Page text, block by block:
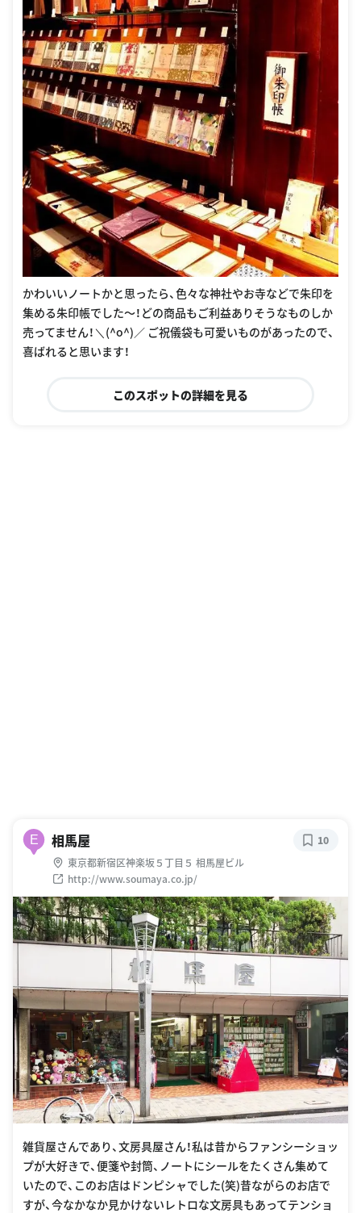
かわいいノートかと思ったら、色々な神社やお寺などで朱印を
集める朱印帳でした〜！どの商品もご利益ありそうなものしか
売ってません！＼(^o^)／ ご祝儀袋も可愛いものがあったので、
喜ばれると思います！
このスポットの詳細を見る
E 相馬屋
東京都新宿区神楽坂５丁目５ 相馬屋ビル
http://www.soumaya.co.jp/
10
雑貨屋さんであり、文房具屋さん！私は昔からファンシーショッ
プが大好きで、便箋や封筒、ノートにシールをたくさん集めて
いたので、このお店はドンピシャでした(笑)昔ながらのお店で
すが、今なかなか見かけないレトロな文房具もあってテンショ